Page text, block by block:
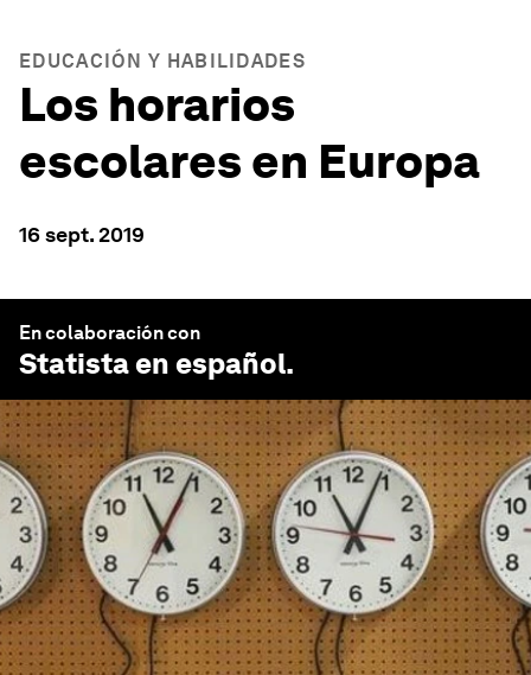
EDUCACIÓN Y HABILIDADES
Los horarios
escolares en Europa
16 sept. 2019
En colaboración con
Statista en español.